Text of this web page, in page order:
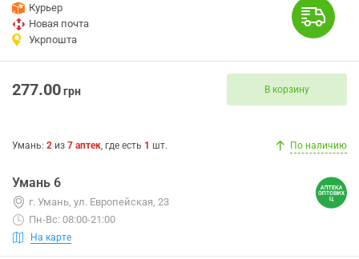
Курьер
Новая почта
Укрпошта
277.00грн В корзину
Умань: 2 из 7 аптек, где есть 1 шт. По наличию
Умань 6
г. Умань, ул. Европейская, 23
Пн-Вс: 08:00-21:00
На карте